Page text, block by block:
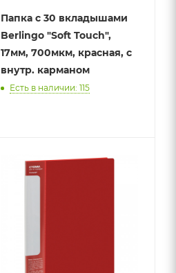
Папка с 30 вкладышами
Berlingo "Soft Touch",
17мм, 700мкм, красная, с
внутр. карманом
Есть в наличии: 115